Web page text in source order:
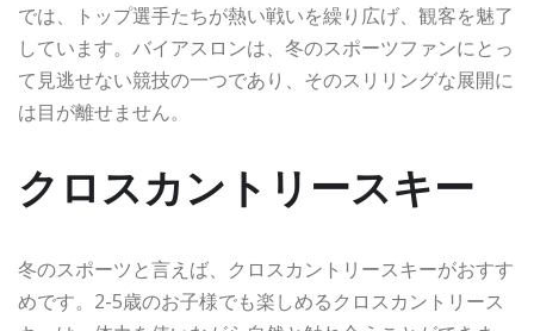
では、トップ選手たちが熱い戦いを繰り広げ、観客を魅了
しています。バイアスロンは、冬のスポーツファンにとっ
て見逃せない競技の一つであり、そのスリリングな展開に
は目が離せません。
クロスカントリースキー
冬のスポーツと言えば、クロスカントリースキーがおすす
めです。2-5歳のお子様でも楽しめるクロスカントリース